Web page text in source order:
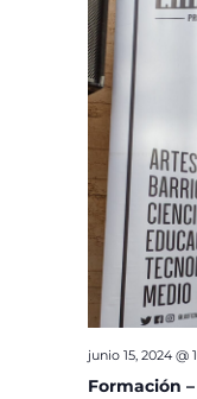
Formación
junio 15, 2024 @